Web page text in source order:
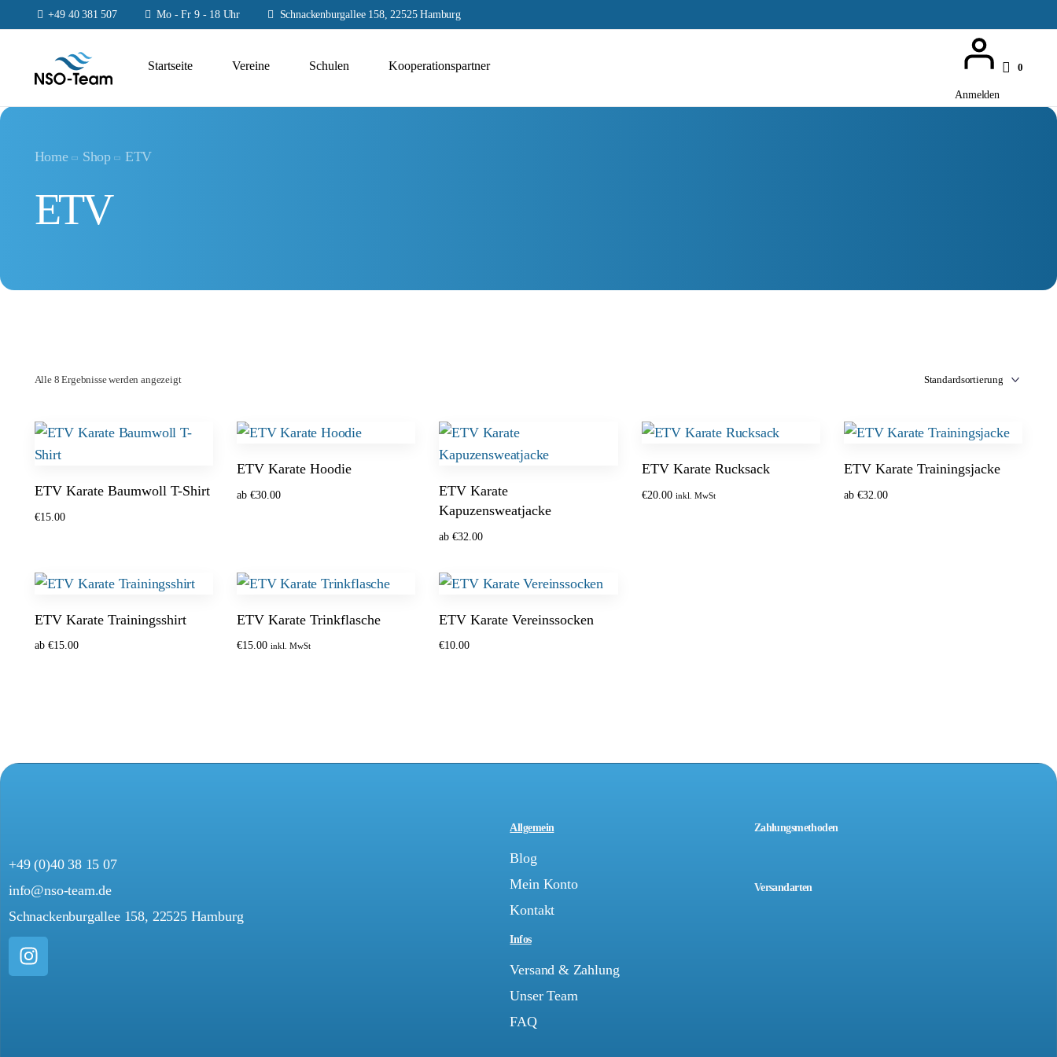
+49 40 381 507 Mo - Fr 9 - 18 Uhr Schnackenburgallee 158, 22525 Hamburg
Startseite Vereine Schulen Kooperationspartner
Anmelden
0
Home Shop ETV
ETV
Alle 8 Ergebnisse werden angezeigt
ETV Karate Baumwoll T-Shirt
€15.00
ETV Karate Hoodie
ab €30.00
ETV Karate
Kapuzensweatjacke
ab€32.00
ETV Karate Rucksack
€20.00 inkl. MwSt
ETV Karate Trainingsjacke
ab€32.00
ETV Karate Trainingsshirt
ab €15.00
ETV Karate Trinkflasche
€15.00 inkl. MwSt
ETV Karate Vereinssocken
€10.00
+49 (0)40 38 15 07
info@nso-team.de
Schnackenburgallee 158, 22525 Hamburg
Allgemein
Blog
Mein Konto
Kontakt
Infos
Versand & Zahlung
Unser Team
FAQ
Zahlungsmethoden
Versandarten